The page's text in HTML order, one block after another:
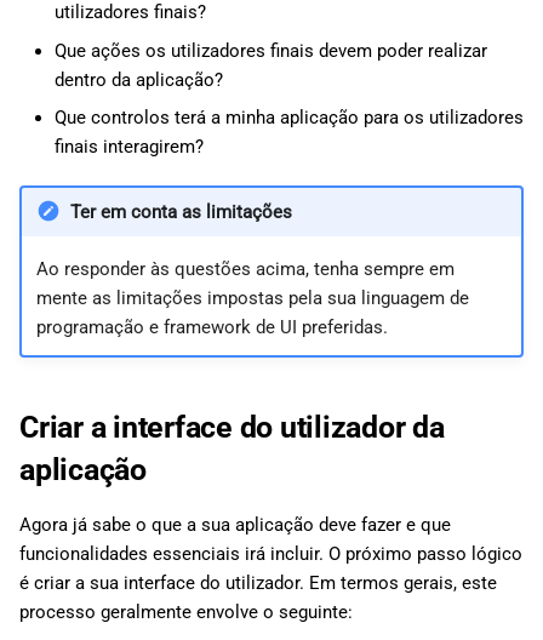
utilizadores finais?
Que ações os utilizadores finais devem poder realizar
dentro da aplicação?
Que controlos terá a minha aplicação para os utilizadores
finais interagirem?
Ter em conta as limitações
Ao responder às questões acima, tenha sempre em
mente as limitações impostas pela sua linguagem de
programação e framework de UI preferidas.
Criar a interface do utilizador da
aplicação
Agora já sabe o que a sua aplicação deve fazer e que
funcionalidades essenciais irá incluir. O próximo passo lógico
é criar a sua interface do utilizador. Em termos gerais, este
processo geralmente envolve o seguinte: